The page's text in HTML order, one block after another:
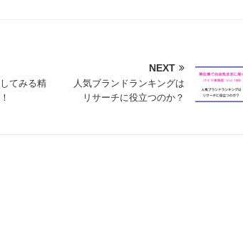
てみる精
NEXT
人気ブランドランキングは
リサーチに役立つのか？